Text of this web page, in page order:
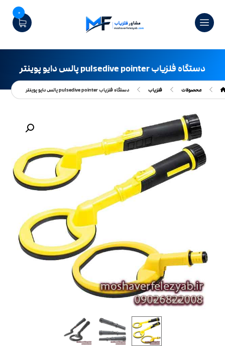
0
دستگاه فلزیاب pulsedive pointer پالس دایو پوینتر
محصولات فلزیاب دستگاه فلزیاب pulsedive pointer پالس دایو پوینتر